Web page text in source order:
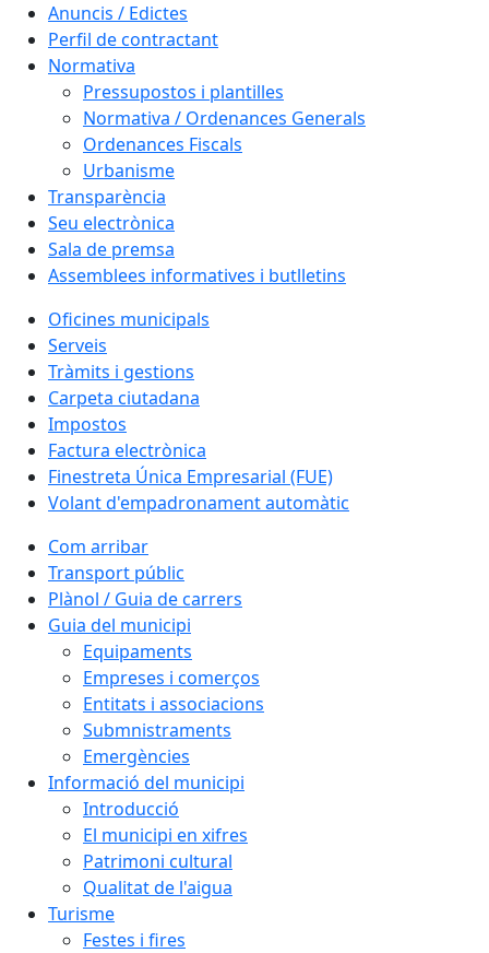
Anuncis / Edictes
Perfil de contractant
Normativa
Pressupostos i plantilles
Normativa / Ordenances Generals
Ordenances Fiscals
Urbanisme
Transparència
Seu electrònica
Sala de premsa
Assemblees informatives i butlletins
Oficines municipals
Serveis
Tràmits i gestions
Carpeta ciutadana
Impostos
Factura electrònica
Finestreta Única Empresarial (FUE)
Volant d'empadronament automàtic
Com arribar
Transport públic
Plànol / Guia de carrers
Guia del municipi
Equipaments
Empreses i comerços
Entitats i associacions
Submnistraments
Emergències
Informació del municipi
Introducció
El municipi en xifres
Patrimoni cultural
Qualitat de l'aigua
Turisme
Festes i fires